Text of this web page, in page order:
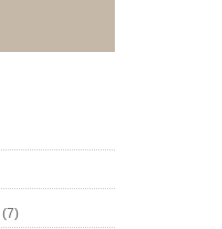
(7)